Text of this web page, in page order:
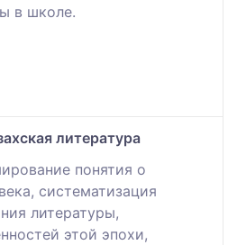
в школе.
литература
понятия о
систематизация
литературы,
этой эпохи,